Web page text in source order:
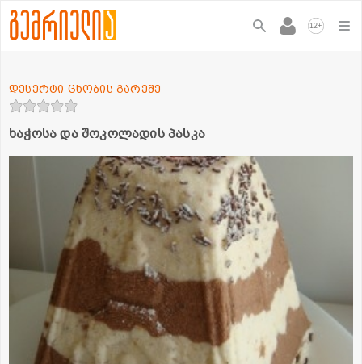
12+
ხაჭოსა და შოკოლადის პასკა
დესერტი ცხობის გარეშე